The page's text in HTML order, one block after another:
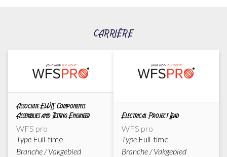
CARRIÈRE
Associate EWIS Components
Assemblies and Testing Engineer
WFS pro
Type Full-time
Branche / Vakgebied
Electrical Project Lead
WFS pro
Type Full-time
Branche / Vakgebied